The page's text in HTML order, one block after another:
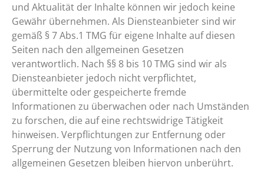
und Aktualität der Inhalte können wir jedoch keine
Gewähr übernehmen. Als Diensteanbieter sind wir
gemäß § 7 Abs.1 TMG für eigene Inhalte auf diesen
Seiten nach den allgemeinen Gesetzen
verantwortlich. Nach §§ 8 bis 10 TMG sind wir als
Diensteanbieter jedoch nicht verpflichtet,
übermittelte oder gespeicherte fremde
Informationen zu überwachen oder nach Umständen
zu forschen, die auf eine rechtswidrige Tätigkeit
hinweisen. Verpflichtungen zur Entfernung oder
Sperrung der Nutzung von Informationen nach den
allgemeinen Gesetzen bleiben hiervon unberührt.